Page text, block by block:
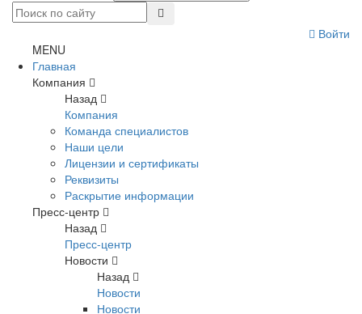
Войти
MENU
Главная
Компания
Назад
Компания
Команда специалистов
Наши цели
Лицензии и сертификаты
Реквизиты
Раскрытие информации
Пресс-центр
Назад
Пресс-центр
Новости
Назад
Новости
Новости